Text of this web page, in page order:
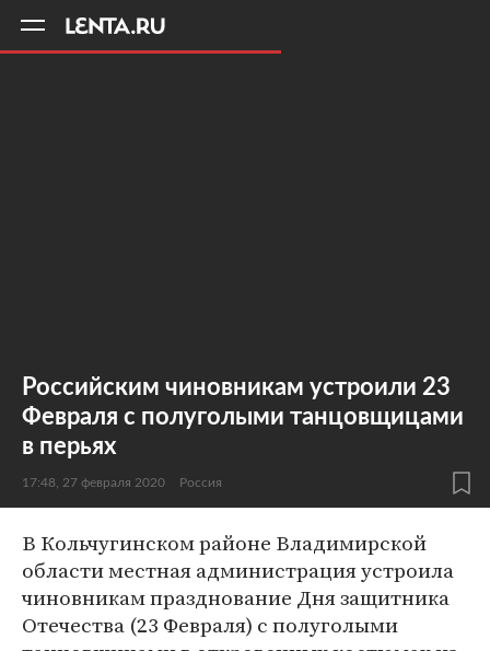
Российским чиновникам устроили 23
Февраля с полуголыми танцовщицами
в перьях
17:48, 27 февраля 2020 Россия
В Кольчугинском районе Владимирской
области местная администрация устроила
чиновникам празднование Дня защитника
Отечества (23 Февраля) с полуголыми